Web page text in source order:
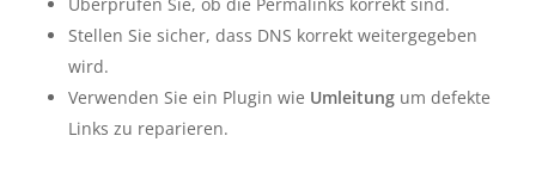
Stellen Sie sicher, dass DNS korrekt weitergegeben
wird.
Verwenden Sie ein Plugin wie Umleitungum defekte
Links zu reparieren.